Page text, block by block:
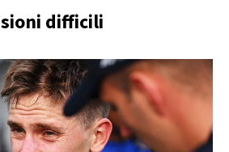
difficili